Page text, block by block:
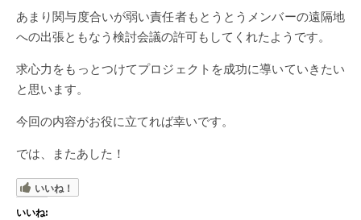
あまり関与度合いが弱い責任者もとうとうメンバーの遠隔地
への出張ともなう検討会議の許可もしてくれたようです。
求心力をもっとつけてプロジェクトを成功に導いていきたい
と思います。
今回の内容がお役に立てれば幸いです。
では、またあした！
いいね！
いいね: